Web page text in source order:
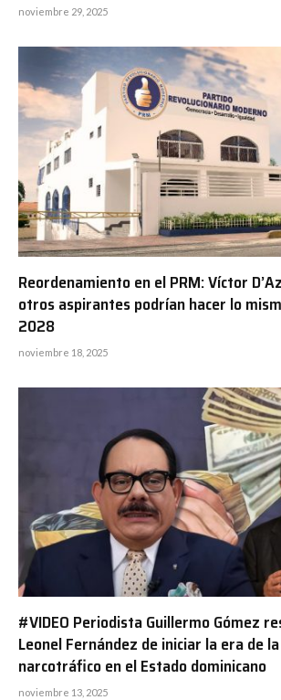
noviembre 29, 2025
Reordenamiento en el PRM: Víctor
otros aspirantes podrían hacer lo
2028
noviembre 18, 2025
#VIDEO Periodista Guillermo Gómez
Leonel Fernández de iniciar la era de
narcotráfico en el Estado dominicano
noviembre 13, 2025